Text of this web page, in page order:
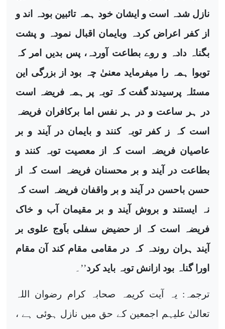
نازل شدہ است و ایشان خود ہمہ تائبین بودہ اند و
از کفر اعراض کردہ وبایمان اقبال نمودہ و پشت
بگناہ دادہ و روے بطاعت آوردہ، پس بدیں امر کہ
توبوا ہمہ را میفرماید معنیٰ چہ بود از بزرگی این
مسئلہ پرسیدند گفت کہ توبہ پر ہمہ فریضہ است
در ہر ساعت و در ہر نفس اما برکافران فریضہ
است کہ ز کفر توبہ کنند و بایمان در آیند و بر
عاصیان فریضہ است کہ از معصیت توبہ کنند و
بطاعت در آیند و بر محسنان فریضہ است کہ از
حسن باحسن در آیند و بر واقفان فریضہ است کہ
نہ ایستند و بروش آیند و بر مقیمان آب و خاک
فریضہ است کہ از حضیض سفلی باَوج علوی بر
آیند ہران روندہ کہ در مقامی مقام کند آن مقام
اورا گناہ بود ازانش توبہ باید کرد’’۔
ترجمہ: یہ آیت کریمہ صحابہ کرام رضوان اللہ
تعالیٰ علیہم اجمعین کے حق میں نازل ہوئی ہے ،